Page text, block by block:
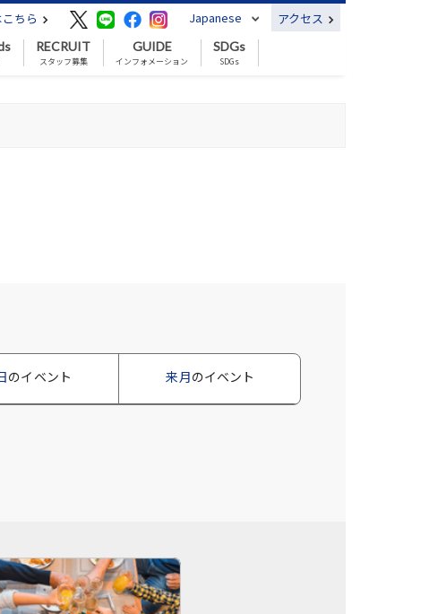
ちら Japanese アクセス
RECRUIT
スタッフ募集
GUIDE
インフォメーション
SDGs
SDGs
のイベント 来月のイベント